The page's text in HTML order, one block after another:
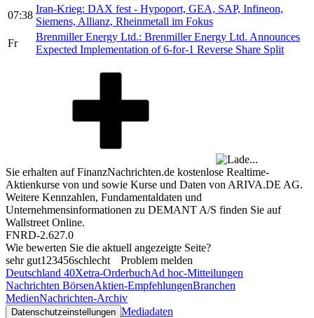
07:38
Iran-Krieg: DAX fest - Hypoport, GEA, SAP, Infineon,
Siemens, Allianz, Rheinmetall im Fokus
Fr
Brenmiller Energy Ltd.: Brenmiller Energy Ltd. Announces
Expected Implementation of 6-for-1 Reverse Share Split
Sie erhalten auf FinanzNachrichten.de kostenlose Realtime-
Aktienkurse von und sowie Kurse und Daten von ARIVA.DE AG.
Weitere Kennzahlen, Fundamentaldaten und
Unternehmensinformationen zu DEMANT A/S finden Sie auf
Wallstreet Online.
FNRD-2.627.0
Wie bewerten Sie die aktuell angezeigte Seite?
sehr gut1 23456schlecht
Problem melden
Deutschland 40Xetra-OrderbuchAd hoc-Mitteilungen
Nachrichten BörsenAktien-EmpfehlungenBranchen
MedienNachrichten-Archiv
Datenschutzeinstellungen Mediadaten